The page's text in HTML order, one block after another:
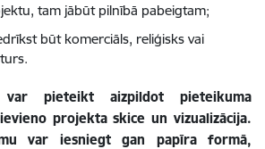
tam jābūt pilnībā pabeigtam;
būt komerciāls, reliģisks vai
pieteikt aizpildot pieteikuma
projekta skice un vizualizācija.
var iesniegt gan papīra formā,